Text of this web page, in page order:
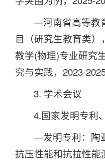
—河南省高等教
目（研究生教育类）
教学(物理)专业研究
究与实践，2023-
3. 学术会议
4.国家发明专利
—发明专利：陶
抗压性能和抗拉性能